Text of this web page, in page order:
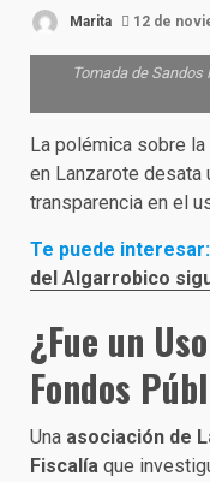
Marita 12 de
Tomada de
La polémica sobre
en Lanzarote desata
transparencia en el
Te puede interesar:
del Algarrobico
¿Fue un
Fondos
Una asociación de
Fiscalía que